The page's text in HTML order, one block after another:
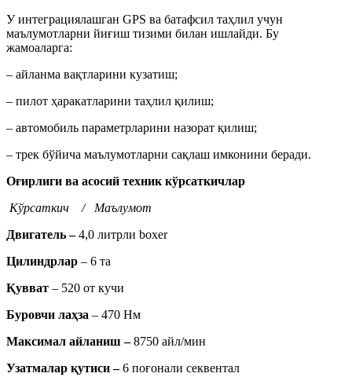
У интеграциялашган GPS ва батафсил таҳлил учун
маълумотларни йиғиш тизими билан ишлайди. Бу
жамоаларга:
– айланма вақтларини кузатиш;
– пилот ҳаракатларини таҳлил қилиш;
– автомобиль параметрларини назорат қилиш;
– трек бўйича маълумотларни сақлаш имконини беради.
Оғирлиги ва асосий техник кўрсаткичлар
Кўрсаткич / Маълумот
Двигатель –4,0 литрли boxer
Цилиндрлар – 6 та
Қувват – 520 от кучи
Буровчи лаҳза – 470 Нм
Максимал айланиш –8750 айл/мин
Узатмалар қутиси –6 поғонали секвентал